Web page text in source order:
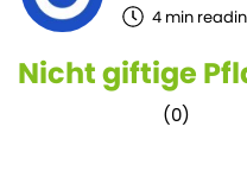
4 min
Nicht giftige
(0)